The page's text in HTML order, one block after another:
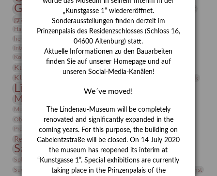
Gerhard Altenbourg
Gerhard Kurt Müller
grafische sammlung griechische Mythologie
Hanns-Conon von der Gabelentz Heinrich Kirchhoff Heldinnen
herman de vries Humboldt
Insekten
Integriertes Schädlingsmanagement
Jahresempfang
Kolosseum
Kunst
Kunstmuseum Kunstvermittlung Kunst von Kühl
KUNSTWAND Künstler Lehmbruck
Lindenau-Museum Marstall
Museumsgeschichte
Museumspädagogik Mäzen Napoleon Natur
Neue Remise
Objekt im Fokus
Paul Klee Peter Schnürpel Phelloplastik
Pohlhof
Provenienz
Provenienzforschung
Restaurierung Restitution Rudi Lesser Ruth Wolf-Rehfeld
Sammlung Samstagszeichner Skulptur
Sonderausstellung
Sphinx
studio Studio Bildende Kunst
studioDIGITAL
Suermondt-Ludwig-Museum
Vermittlung Video
Videokunst
„Kunstgasse 1“ wiedereröffnet.
Sonderausstellungen finden derzeit im
Prinzenpalais des Residenzschlosses (Schloss 16,
04600 Altenburg) statt.
Aktuelle Informationen zu den Bauarbeiten
finden Sie auf unserer Homepage und auf
unseren Social-Media-Kanälen!
We´ve moved!
The Lindenau-Museum will be completely
renovated and significantly expanded in the
coming years. For this purpose, the building on
Gabelentzstraße will be closed. On 14 July 2020
the museum has reopened its interim at
“Kunstgasse 1”. Special exhibitions are currently
taking place in the Prinzenpalais of the